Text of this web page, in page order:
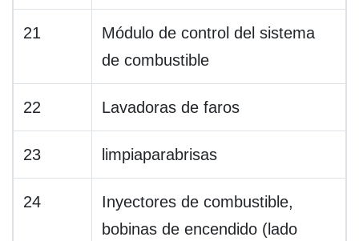
21
Módulo de control del sistema
de combustible
22 Lavadoras de faros
23 limpiaparabrisas
24
Inyectores de combustible,
bobinas de encendido (lado